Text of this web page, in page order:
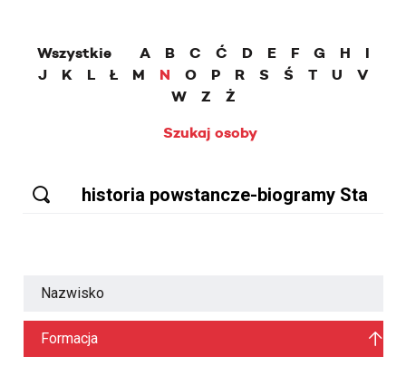
Wszystkie A B C Ć D E F G H
I
J
K L Ł M N O P R S Ś T U
V
W
Z
Ż
Szukaj osoby
Nazwisko
Formacja